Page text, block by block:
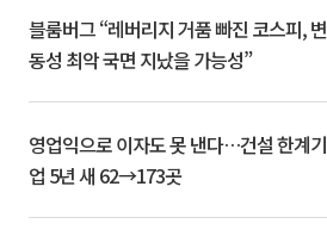
블룸버그 “레버리지 거품 빠진 코스피, 변
동성 최악 국면 지났을 가능성”
영업익으로 이자도 못 낸다…건설 한계기
업 5년 새 62→173곳